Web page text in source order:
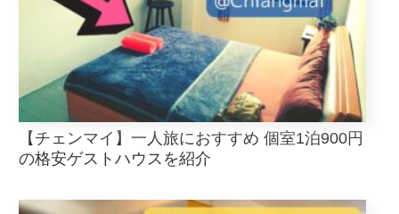
【チェンマイ】一人旅におすすめ 個室1泊900円
の格安ゲストハウスを紹介